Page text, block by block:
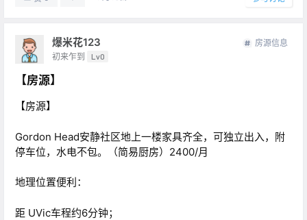
爆米花123
初来乍到 Lv0
房源信息
【房源】
【房源】
Gordon Head安静社区地上一楼家具齐全，可独立出入，附
停车位，水电不包。（简易厨房）2400/月
地理位置便利：
距 UVic车程约6分钟；